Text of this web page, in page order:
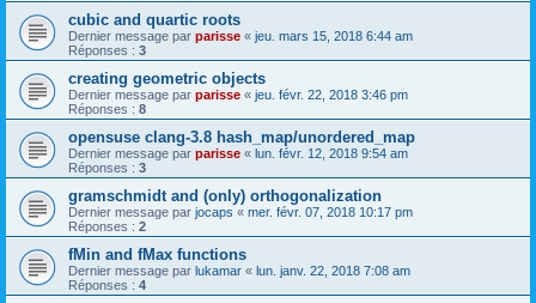
cubic and quartic roots
Dernier message par parisse « jeu. mars 15, 2018 6:44 am
Réponses : 3
creating geometric objects
Dernier message par parisse « jeu. févr. 22, 2018 3:46 pm
Réponses : 8
opensuse clang-3.8 hash_map/unordered_map
Dernier message par parisse « lun. févr. 12, 2018 9:54 am
Réponses : 3
gramschmidt and (only) orthogonalization
Dernier message par jocaps « mer. févr. 07, 2018 10:17 pm
Réponses : 2
fMin and fMax functions
Dernier message par lukamar « lun. janv. 22, 2018 7:08 am
Réponses : 4